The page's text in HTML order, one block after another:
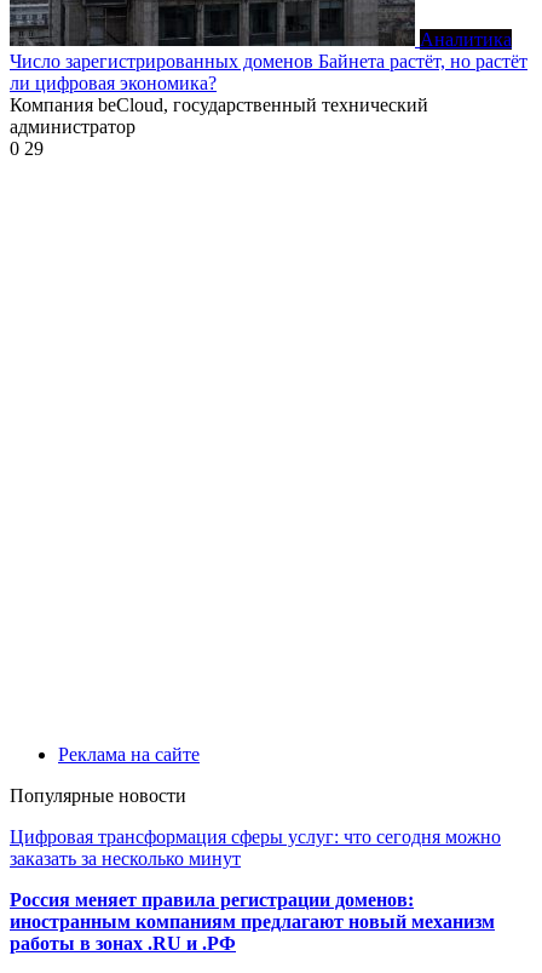
Аналитика
Число зарегистрированных доменов Байнета растёт, но растёт
ли цифровая экономика?
Компания beCloud, государственный технический
администратор
0 29
Реклама на сайте
Популярные новости
Цифровая трансформация сферы услуг: что сегодня можно
заказать за несколько минут
Россия меняет правила регистрации доменов:
иностранным компаниям предлагают новый механизм
работы в зонах .RU и .РФ